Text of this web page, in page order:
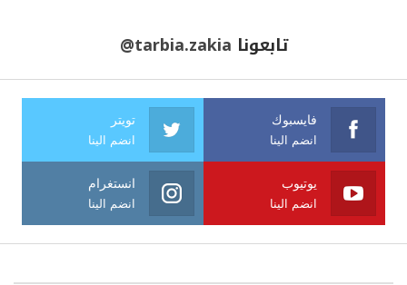
تابعونا @tarbia.zakia
فايسبوك
انضم الينا
تويتر
انضم الينا
يوتيوب
انضم الينا
انستغرام
انضم الينا